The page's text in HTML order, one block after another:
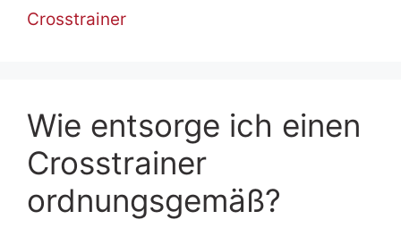
Crosstrainer
Wie entsorge ich einen
Crosstrainer
ordnungsgemäß?